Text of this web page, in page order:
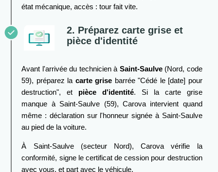
état mécanique, accès : tour fait vite.
2. Préparez carte grise et
pièce d'identité
Avant l'arrivée du technicien à Saint-Saulve(Nord, code
59), préparez la carte grise barrée "Cédé le [date] pour
destruction", et pièce d'identité. Si la carte grise
manque à Saint-Saulve (59), Carova intervient quand
même : déclaration sur l'honneur signée à Saint-Saulve
au pied de la voiture.
À Saint-Saulve (secteur Nord), Carova vérifie la
conformité, signe le certificat de cession pour destruction
avec vous, et part avec le véhicule.